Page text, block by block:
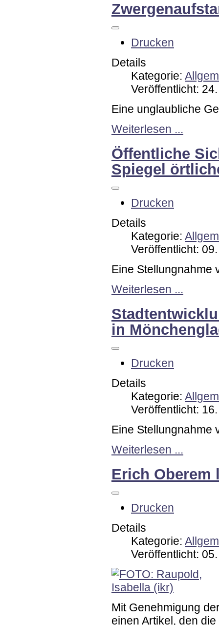
Drucken
Details
Kategorie:
Veröffentlicht:
Eine unglaubliche
Weiterlesen ...
Öffentliche
Spiegel
Drucken
Details
Kategorie:
Veröffentlicht:
Eine Stellungnahme
Weiterlesen ...
in
Drucken
Details
Kategorie:
Veröffentlicht:
Eine Stellungnahme
Weiterlesen ...
Erich Oberem
Drucken
Details
Kategorie:
Veröffentlicht:
Mit Genehmigung
einen Artikel, den